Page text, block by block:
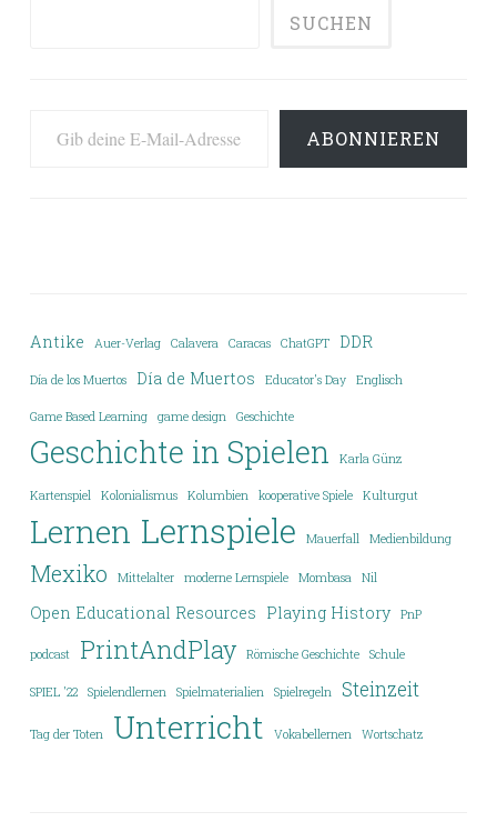
SUCHEN
ABONNIEREN
Antike Auer-Verlag Calavera Caracas ChatGPT DDR
Día de los Muertos Día de Muertos Educator's Day Englisch
Game Based Learning game design Geschichte
Geschichte in Spielen Karla Günz
Kartenspiel Kolonialismus Kolumbien kooperative Spiele Kulturgut
Lernen Lernspiele Mauerfall Medienbildung
Mexiko Mittelalter moderne Lernspiele Mombasa Nil
Open Educational Resources Playing History PnP
podcast PrintAndPlay Römische Geschichte Schule
SPIEL '22 Spielendlernen Spielmaterialien Spielregeln Steinzeit
Tag der Toten Unterricht Vokabellernen Wortschatz